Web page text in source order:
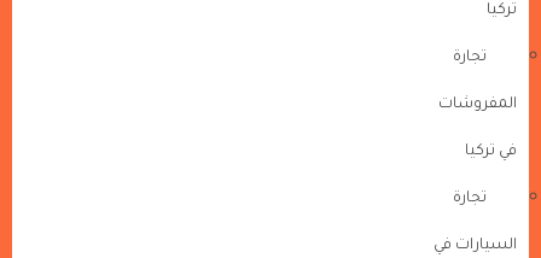
تركيا
تجارة
المفروشات
في تركيا
تجارة
السيارات في